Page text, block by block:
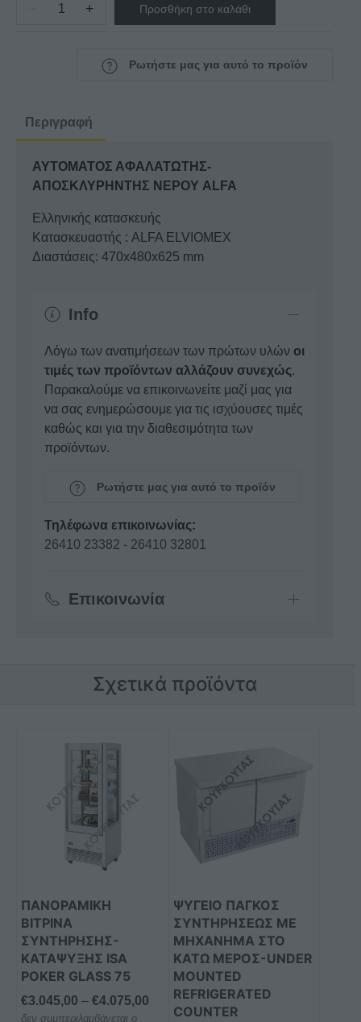
ΑΥΤΟΜΑΤΟΣ
ΑΠΟΣΚΛΥΡΗΝΤΗΣ
ποσότητα
+ Προσθήκη στο καλάθι
Ρωτήστε μας για αυτό το προϊόν
Περιγραφή
ΑΥΤΟΜΑΤΟΣ ΑΦΑΛΑΤΩΤΗΣ-
ΑΠΟΣΚΛΥΡΗΝΤΗΣ ΝΕΡΟΥ ALFA
Ελληνικής κατασκευής
Κατασκευαστής : ALFA ELVIOMEX
Διαστάσεις: 470x480x625 mm
Info
Λόγω των ανατιμήσεων των πρώτων υλών οι
τιμές των προϊόντων αλλάζουν συνεχώς.
Παρακαλούμε να επικοινωνείτε μαζί μας για
να σας ενημερώσουμε για τις ισχύουσες τιμές
καθώς και για την διαθεσιμότητα των
προϊόντων.
Ρωτήστε μας για αυτό το προϊόν
Τηλέφωνα επικοινωνίας:
26410 23382 - 26410 32801
Επικοινωνία
Σχετικά προϊόντα
ΠΑΝΟΡΑΜΙΚΗ
ΒΙΤΡΙΝΑ
ΣΥΝΤΗΡΗΣΗΣ-
ΚΑΤΑΨΥΞΗΣ ISA
POKER GLASS 75
€3.045,00 – €4.075,00 Price
range:
δεν συμπεριλαμβάνεται ο
πολλαπλές
παραλλαγές.
μπορούν
να
επιλεγούν
στη
σελίδα
του
προϊόντος
ΨΥΓΕΙΟ ΠΑΓΚΟΣ
ΣΥΝΤΗΡΗΣΕΩΣ ΜΕ
ΜΗΧΑΝΗΜΑ ΣΤΟ
ΚΑΤΩ ΜΕΡΟΣ-UNDER
MOUNTED
REFRIGERATED
COUNTER
το
παραλλαγές.
μπορούν
να
επιλεγούν
στη
σελίδα
του
προϊόντος